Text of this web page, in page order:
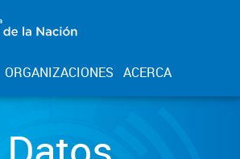
ORGANIZACIONES ACERCA